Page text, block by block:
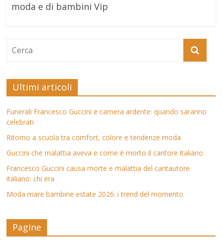
moda e di bambini Vip
Ultimi articoli
Funerali Francesco Guccini e camera ardente: quando saranno
celebrati
Ritorno a scuola tra comfort, colore e tendenze moda
Guccini che malattia aveva e come è morto il cantore italiano
Francesco Guccini causa morte e malattia del cantautore
italiano: chi era
Moda mare bambine estate 2026: i trend del momento
Pagine